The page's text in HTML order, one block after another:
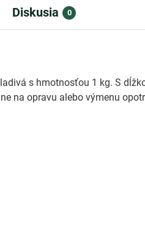
Diskusia 0
s hmotnosťou 1 kg. S
na opravu alebo výmenu